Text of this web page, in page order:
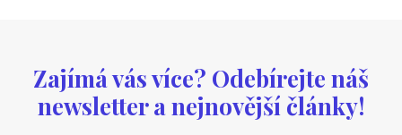
Zajímá vás více? Odebírejte náš
newsletter a nejnovější články!